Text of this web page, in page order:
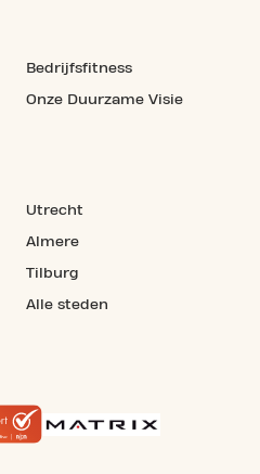
Bedrijfsfitness
Onze Duurzame Visie
Utrecht
Almere
Tilburg
Alle steden